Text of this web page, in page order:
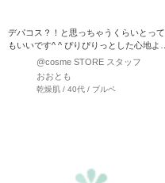
デパコス？！と思っちゃうくらいとって
もいいです^ ^ ぴりぴりっとした心地よい
刺激とスースー感…
@cosme STORE スタッフ
おおとも
乾燥肌 / 40代 / ブルベ